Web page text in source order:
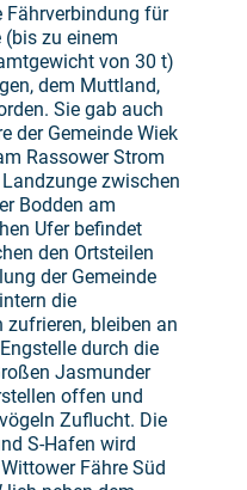
Fährverbindung für
(bis zu einem
von 30 t)
dem Muttland,
Sie gab auch
der Gemeinde Wiek
Rassower Strom
zwischen
Bodden am
Ufer befindet
den Ortsteilen
der Gemeinde
die
zufrieren, bleiben an
durch die
Jasmunder
offen und
Zuflucht. Die
S-Hafen wird
Fähre Süd